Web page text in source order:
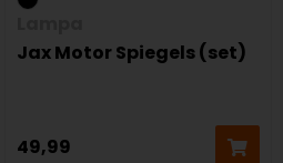
Jax Motor Spiegels (set)
49,99